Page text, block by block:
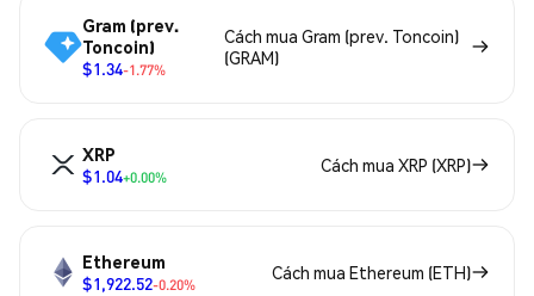
Gram (prev.
Toncoin)
$1.34-1.77%
Cách mua Gram (prev. Toncoin)
(GRAM)
XRP
$1.04+0.00%
Cách mua XRP (XRP)
Ethereum
$1,922.52-0.20%
Cách mua Ethereum (ETH)